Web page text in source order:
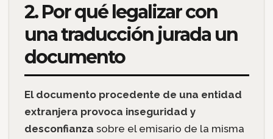
2. Por qué legalizar con
una traducción jurada un
documento
El documento procedente de una entidad
extranjera provoca inseguridad y
desconfianza sobre el emisario de la misma